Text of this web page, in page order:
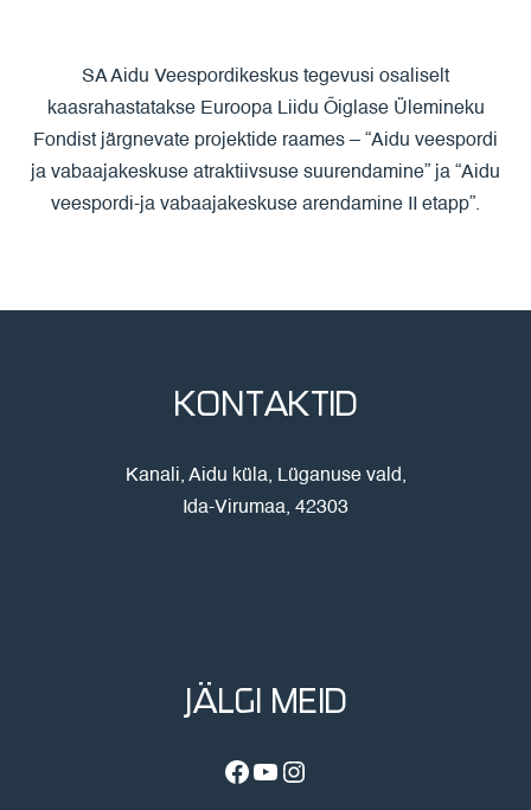
SA Aidu Veespordikeskus tegevusi osaliselt
kaasrahastatakse Euroopa Liidu Õiglase Ülemineku
Fondist järgnevate projektide raames – “Aidu veespordi
ja vabaajakeskuse atraktiivsuse suurendamine” ja “Aidu
veespordi-ja vabaajakeskuse arendamine II etapp”.
KONTAKTID
Kanali, Aidu küla, Lüganuse vald,
Ida-Virumaa, 42303
JÄLGI MEID
Facebook
YouTube
Instagram